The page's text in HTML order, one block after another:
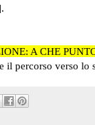
A CHE
il percorso verso